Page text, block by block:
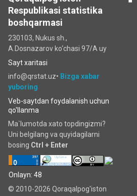
Respublikasi statistika
boshqarmasi
230103, Nukus sh.,
A.Dosnazarov ko‘chаsi 97/A uy
Sayt xaritasi
info@qrstat.uz• Bizga xabar
yuboring
Veb-saytdan foydalanish uchun
qo'llanma
Ma`lumotda xato topdingizmi?
Uni belgilang va quyidagilarni
bosing Ctrl + Enter
Onlayn: 48
© 2010-2026 Qoraqalpog'iston